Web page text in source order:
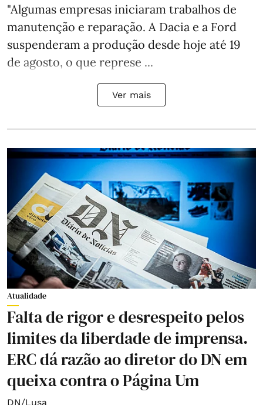
"Algumas empresas iniciaram trabalhos de
manutenção e reparação. A Dacia e a Ford
suspenderam a produção desde hoje até 19
de agosto, o que represe ...
Ver mais
Atualidade
Falta de rigor e desrespeito pelos
limites da liberdade de imprensa.
ERC dá razão ao diretor do DN em
queixa contra o Página Um
DN/Lusa